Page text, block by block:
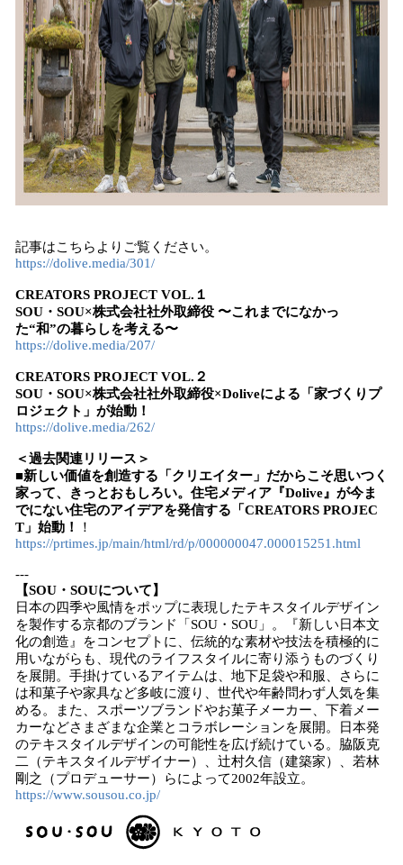
記事はこちらよりご覧ください。
https://dolive.media/301/
CREATORS PROJECT VOL.１
SOU・SOU×株式会社社外取締役 〜これまでになかっ
た“和”の暮らしを考える〜
https://dolive.media/207/
CREATORS PROJECT VOL.２
SOU・SOU×株式会社社外取締役×Doliveによる「家づくりプ
ロジェクト」が始動！
https://dolive.media/262/
＜過去関連リリース＞
■新しい価値を創造する「クリエイター」だからこそ思いつく
家って、きっとおもしろい。住宅メディア『Dolive』が今ま
でにない住宅のアイデアを発信する「CREATORS PROJEC
T」始動！
！
https://prtimes.jp/main/html/rd/p/000000047.000015251.html
---
【SOU・SOUについて】
日本の四季や風情をポップに表現したテキスタイルデザイン
を製作する京都のブランド「SOU・SOU」。『新しい日本文
化の創造』をコンセプトに、伝統的な素材や技法を積極的に
用いながらも、現代のライフスタイルに寄り添うものづくり
を展開。手掛けているアイテムは、地下足袋や和服、さらに
は和菓子や家具など多岐に渡り、世代や年齢問わず人気を集
める。また、スポーツブランドやお菓子メーカー、下着メー
カーなどさまざまな企業とコラボレーションを展開。日本発
のテキスタイルデザインの可能性を広げ続けている。脇阪克
二（テキスタイルデザイナー）、辻村久信（建築家）、若林
剛之（プロデューサー）らによって2002年設立。
https://www.sousou.co.jp/